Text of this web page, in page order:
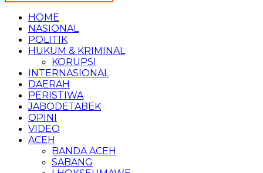
HOME
NASIONAL
POLITIK
HUKUM & KRIMINAL
KORUPSI
INTERNASIONAL
DAERAH
PERISTIWA
JABODETABEK
OPINI
VIDEO
ACEH
BANDA ACEH
SABANG